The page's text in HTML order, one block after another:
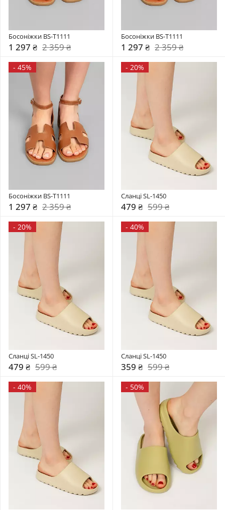
Босоніжки BS-T1111
1 297 ₴ 2 359 ₴
Босоніжки BS-T1111
1 297 ₴ 2 359 ₴
- 45%
Босоніжки BS-T1111
1 297 ₴ 2 359 ₴
- 20%
Сланці SL-1450
479 ₴ 599 ₴
- 20%
Сланці SL-1450
479 ₴ 599 ₴
- 40%
Сланці SL-1450
359 ₴ 599 ₴
- 40% - 50%